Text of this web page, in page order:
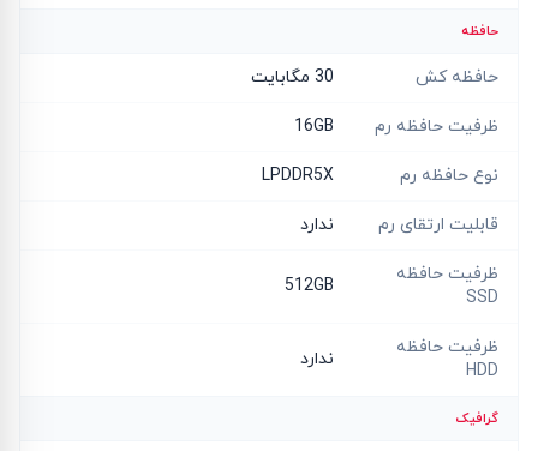
حافظه
حافظه کش 30 مگابایت
ظرفیت حافظه رم 16GB
نوع حافظه رم LPDDR5X
قابلیت ارتقای رم ندارد
ظرفیت حافظه
SSD
512GB
ظرفیت حافظه
HDD
ندارد
گرافیک